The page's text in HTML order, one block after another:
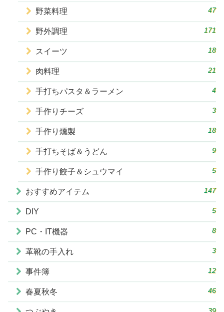
野菜料理 47
野外調理 171
スイーツ 18
肉料理 21
手打ちパスタ＆ラーメン 4
手作りチーズ 3
手作り燻製 18
手打ちそば＆うどん 9
手作り餃子＆シュウマイ 5
おすすめアイテム 147
DIY 5
PC・IT機器 8
革靴の手入れ 3
事件簿 12
春夏秋冬 46